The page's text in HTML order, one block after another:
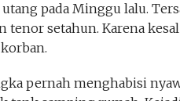
pada Minggu lalu.
tenor setahun. Karena
pernah menghabisi